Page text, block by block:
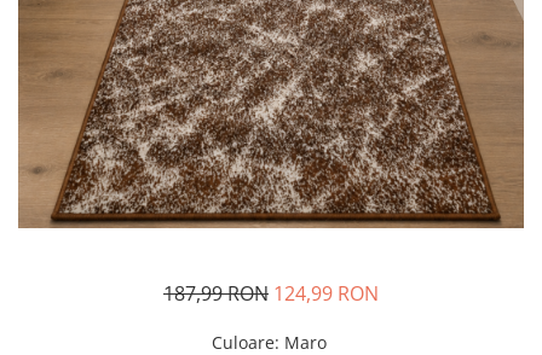
187,99 RON 124,99 RON
Culoare: Maro